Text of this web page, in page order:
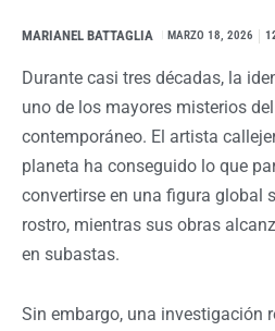
MARIANEL BATTAGLIA MARZO 18, 2026
Durante casi tres décadas, la
uno de los mayores misterios
contemporáneo. El artista
planeta ha conseguido lo que
convertirse en una figura global
rostro, mientras sus obras
en subastas.
Sin embargo, una investigación